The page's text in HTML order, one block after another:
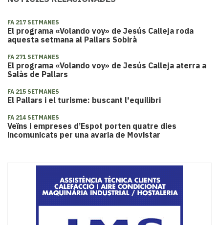
FA 217 SETMANES
El programa «Volando voy» de Jesús Calleja roda
aquesta setmana al Pallars Sobirà
FA 271 SETMANES
El programa «Volando voy» de Jesús Calleja aterra a
Salàs de Pallars
FA 215 SETMANES
El Pallars i el turisme: buscant l'equilibri
FA 214 SETMANES
Veïns i empreses d’Espot porten quatre dies
incomunicats per una avaria de Movistar